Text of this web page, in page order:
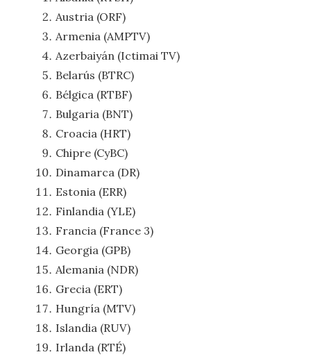
Austria (ORF)
Armenia (AMPTV)
Azerbaiyán (Ictimai TV)
Belarús (BTRC)
Bélgica (RTBF)
Bulgaria (BNT)
Croacia (HRT)
Chipre (CyBC)
Dinamarca (DR)
Estonia (ERR)
Finlandia (YLE)
Francia (France 3)
Georgia (GPB)
Alemania (NDR)
Grecia (ERT)
Hungría (MTV)
Islandia (RUV)
Irlanda (RTÉ)